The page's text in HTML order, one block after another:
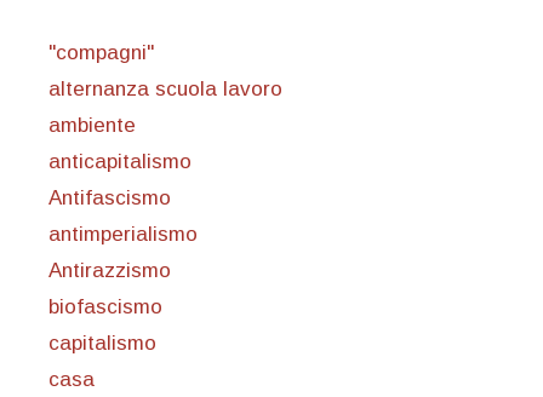
"compagni"
alternanza scuola lavoro
ambiente
anticapitalismo
Antifascismo
antimperialismo
Antirazzismo
biofascismo
capitalismo
casa